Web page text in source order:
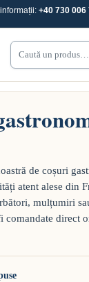
+40 730 006
Caută un produs…
de coșuri
atent alese din
mulțumiri
comandate direct